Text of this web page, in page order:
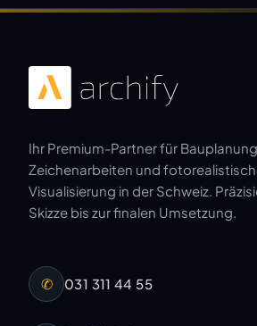
Ihr Premium-Partner für
Zeichenarbeiten und
Visualisierung in der Schweiz.
Skizze bis zur finalen Umsetzung.
✆ 031 311 44 55